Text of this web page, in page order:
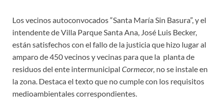
Los vecinos autoconvocados “Santa María Sin Basura”, y el
intendente de Villa Parque Santa Ana, José Luis Becker,
están satisfechos con el fallo de la justicia que hizo lugar al
amparo de 450 vecinos y vecinas para que la planta de
residuos del ente intermunicipal Cormecor, no se instale en
la zona. Destaca el texto que no cumple con los requisitos
medioambientales correspondientes.